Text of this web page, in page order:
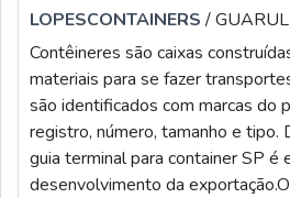
LOPESCONTAINERS/
Contêineres são caixas
materiais para se fazer
são identificados com marcas do
registro, número, tamanho e tipo.
guia terminal para container SP é
desenvolvimento da